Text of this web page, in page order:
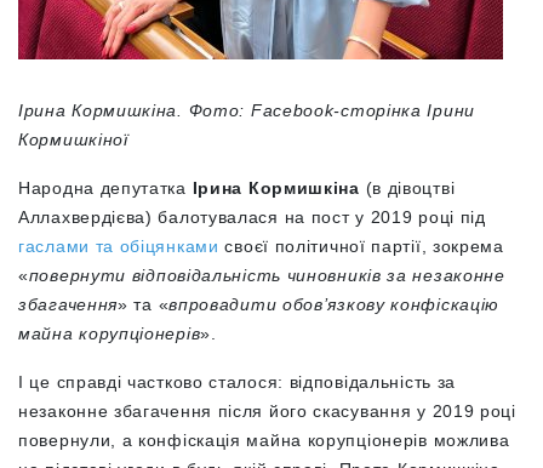
Ірина Кормишкіна. Фото: Facebook-сторінка Ірини
Кормишкіної
Народна депутатка Ірина Кормишкіна (в дівоцтві
Аллахвердієва) балотувалася на пост у 2019 році під
гаслами та обіцянками своєї політичної партії, зокрема
«повернути відповідальність чиновників за незаконне
збагачення» та «впровадити обов’язкову конфіскацію
майна корупціонерів».
І це справді частково сталося: відповідальність за
незаконне збагачення після його скасування у 2019 році
повернули, а конфіскація майна корупціонерів можлива